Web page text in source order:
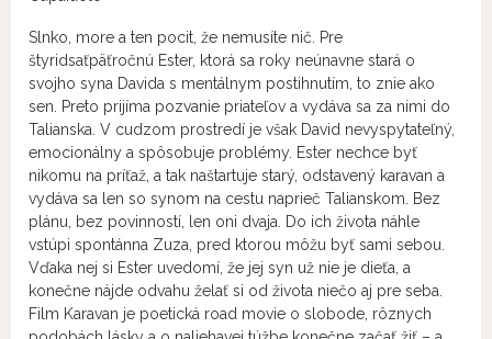
Slnko, more a ten pocit, že nemusíte nič. Pre
štyridsaťpäťročnú Ester, ktorá sa roky neúnavne stará o
svojho syna Davida s mentálnym postihnutím, to znie ako
sen. Preto prijíma pozvanie priateľov a vydáva sa za nimi do
Talianska. V cudzom prostredí je však David nevyspytateľný,
emocionálny a spôsobuje problémy. Ester nechce byť
nikomu na príťaž, a tak naštartuje starý, odstavený karavan a
vydáva sa len so synom na cestu naprieč Talianskom. Bez
plánu, bez povinností, len oni dvaja. Do ich života náhle
vstúpi spontánna Zuza, pred ktorou môžu byť sami sebou.
Vďaka nej si Ester uvedomí, že jej syn už nie je dieťa, a
konečne nájde odvahu želať si od života niečo aj pre seba.
Film Karavan je poetická road movie o slobode, rôznych